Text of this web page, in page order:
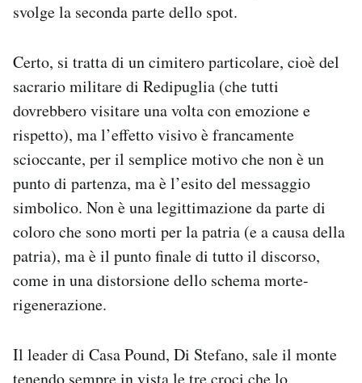
svolge la seconda parte dello spot.
Certo, si tratta di un cimitero particolare, cioè del
sacrario militare di Redipuglia (che tutti
dovrebbero visitare una volta con emozione e
rispetto), ma l’effetto visivo è francamente
scioccante, per il semplice motivo che non è un
punto di partenza, ma è l’esito del messaggio
simbolico. Non è una legittimazione da parte di
coloro che sono morti per la patria (e a causa della
patria), ma è il punto finale di tutto il discorso,
come in una distorsione dello schema morte-
rigenerazione.
Il leader di Casa Pound, Di Stefano, sale il monte
tenendo sempre in vista le tre croci che lo